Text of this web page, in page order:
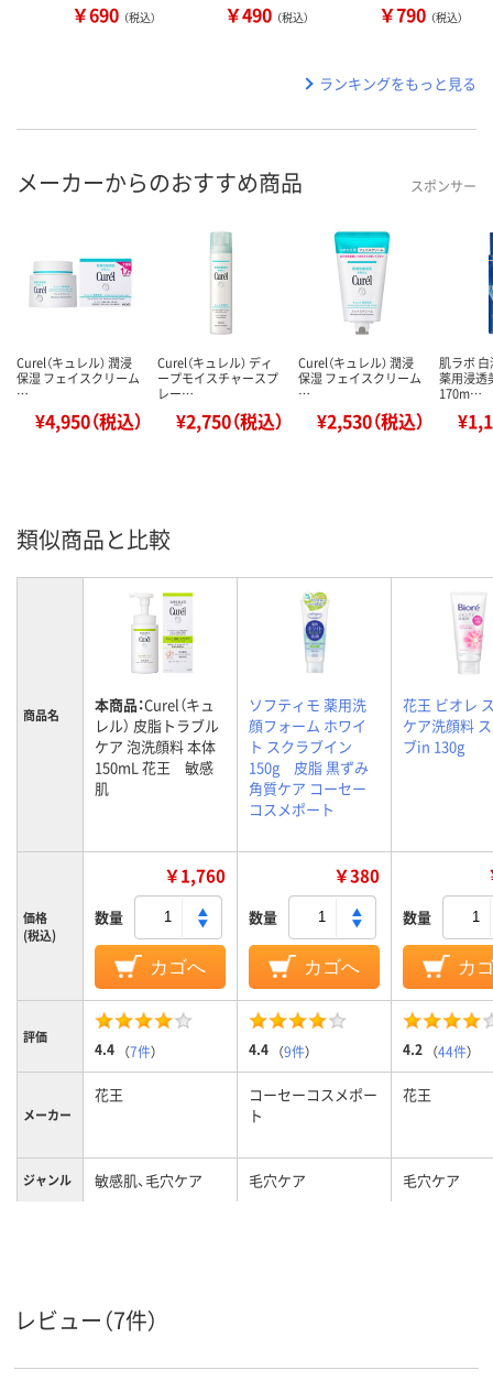
￥690 （税込） ￥490 （税込） ￥790 （税込）
ランキングをもっと見る
メーカーからのおすすめ商品 スポンサー
Curel（キュレル） 潤浸
保湿 フェイスクリーム
…
¥4,950（税込）
Curel（キュレル） ディ
ープモイスチャースプ
レー…
¥2,750（税込）
Curel（キュレル） 潤浸
保湿 フェイスクリーム
…
¥2,530（税込）
肌ラボ
薬用浸透
170m…
類似商品と比較
商品名 本商品：Curel（キュ
レル） 皮脂トラブル
ケア 泡洗顔料 本体
150mL 花王 敏感
肌
ソフティモ 薬用洗
顔フォーム ホワイ
ト スクラブイン
150g 皮脂 黒ずみ
角質ケア コーセー
コスメポート
花王 ビオレ
ケア洗顔料
ブin 130g
価格
(税込)
￥1,760
数量
カゴへ
￥380
数量
カゴへ
数量
カ
評価
4.4 （7件） 4.4 （9件） 4.2 （44件）
メーカー
花王
コーセーコスメポー
ト
花王
ジャンル 敏感肌、毛穴ケア 毛穴ケア 毛穴ケア
レビュー（7件）